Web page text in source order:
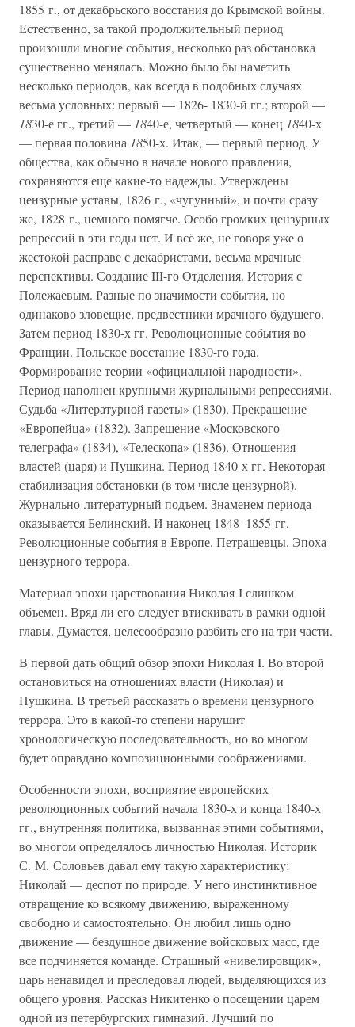
1855 г., от декабрьского восстания до Крымской войны.
Естественно, за такой продолжительный период
произошли многие события, несколько раз обстановка
существенно менялась. Можно было бы наметить
несколько периодов, как всегда в подобных случаях
весьма условных: первый — 1826- 1830-й гг.; второй —
1830-е гг., третий — 1840-е, четвертый — конец 1840-х
— первая половина 1850-х. Итак, — первый период. У
общества, как обычно в начале нового правления,
сохраняются еще какие-то надежды. Утверждены
цензурные уставы, 1826 г., «чугунный», и почти сразу
же, 1828 г., немного помягче. Особо громких цензурных
репрессий в эти годы нет. И всё же, не говоря уже о
жестокой расправе с декабристами, весьма мрачные
перспективы. Создание III-го Отделения. История с
Полежаевым. Разные по значимости события, но
одинаково зловещие, предвестники мрачного будущего.
Затем период 1830-х гг. Революционные события во
Франции. Польское восстание 1830-го года.
Формирование теории «официальной народности».
Период наполнен крупными журнальными репрессиями.
Судьба «Литературной газеты» (1830). Прекращение
«Европейца» (1832). Запрещение «Московского
телеграфа» (1834), «Телескопа» (1836). Отношения
властей (царя) и Пушкина. Период 1840-х гг. Некоторая
стабилизация обстановки (в том числе цензурной).
Журнально-литературный подъем. Знаменем периода
оказывается Белинский. И наконец 1848–1855 гг.
Революционные события в Европе. Петрашевцы. Эпоха
цензурного террора.
Материал эпохи царствования Николая I слишком
объемен. Вряд ли его следует втискивать в рамки одной
главы. Думается, целесообразно разбить его на три части.
В первой дать общий обзор эпохи Николая I. Во второй
остановиться на отношениях власти (Николая) и
Пушкина. В третьей рассказать о времени цензурного
террора. Это в какой-то степени нарушит
хронологическую последовательность, но во многом
будет оправдано композиционными соображениями.
Особенности эпохи, восприятие европейских
революционных событий начала 1830-х и конца 1840-х
гг., внутренняя политика, вызванная этими событиями,
во многом определялось личностью Николая. Историк
С. М. Соловьев давал ему такую характеристику:
Николай — деспот по природе. У него инстинктивное
отвращение ко всякому движению, выраженному
свободно и самостоятельно. Он любил лишь одно
движение — бездушное движение войсковых масс, где
все подчиняется команде. Страшный «нивелировщик»,
царь ненавидел и преследовал людей, выделяющихся из
общего уровня. Рассказ Никитенко о посещении царем
одной из петербургских гимназий. Лучший по